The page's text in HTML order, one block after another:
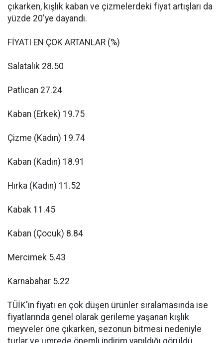
çıkarken, kışlık kaban ve çizmelerdeki fiyat artışları da
yüzde 20'ye dayandı.
FİYATI EN ÇOK ARTANLAR (%)
Salatalık 28.50
Patlıcan 27.24
Kaban (Erkek) 19.75
Çizme (Kadın) 19.74
Kaban (Kadın) 18.91
Hırka (Kadın) 11.52
Kabak 11.45
Kaban (Çocuk) 8.84
Mercimek 5.43
Karnabahar 5.22
TÜİK'in fiyatı en çok düşen ürünler sıralamasında ise
fiyatlarında genel olarak gerileme yaşanan kışlık
meyveler öne çıkarken, sezonun bitmesi nedeniyle
turlar ve umrede önemli indirim yapıldığı görüldü.